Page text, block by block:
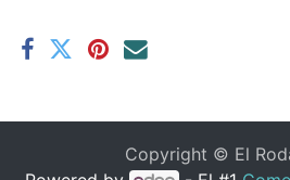
Copyright © El